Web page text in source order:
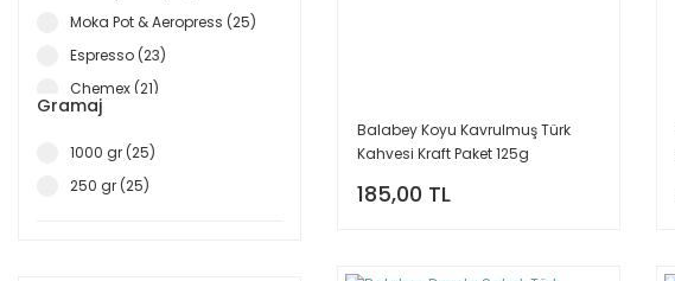
Moka Pot & Aeropress (25)
Espresso (23)
Chemex (21)
Cold Brew (21)
Filtre Kahve (21)
French Press (21)
Gramaj
1000 gr (25)
250 gr (25)
Balabey Koyu Kavrulmuş Türk
Kahvesi Kraft Paket 125g
185,00 TL